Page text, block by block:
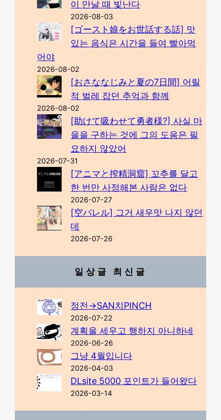
이 만날 때 빛난다
2026-08-03
[ゴースト娘をお世話する話] 맛
있는 음식은 시간을 들여 빨아먹
어야
2026-08-02
[おさななじみと夏の7日間] 어릴
적 벌레 잡던 추억과 함께
2026-08-02
[助けて吸わせて勇者様?] 사실 마
을을 구하는 것에 그의 도움은 필
요하지 않았어
2026-07-31
[アニマと搾精洞窟] 꼬추를 달고
한 번만 사정해본 사람은 없다
2026-07-27
[空バレル] 그거 새우맛 나지 않던
데
2026-07-26
일상글 최신글
정전→SAN치PINCH
2026-07-22
계획을 세우고 행하지 아니하네
2026-06-26
그냥 4월입니다
2026-04-03
DLsite 5000 포인트가 들어왔다
2026-03-14